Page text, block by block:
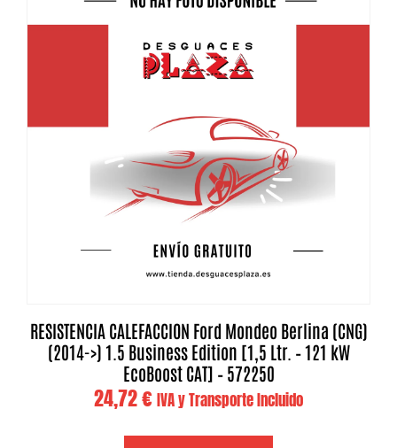
RESISTENCIA CALEFACCION Ford Mondeo Berlina (CNG)
(2014->) 1.5 Business Edition [1,5 Ltr. – 121 kW
EcoBoost CAT] – 572250
24,72€ IVA y Transporte Incluido